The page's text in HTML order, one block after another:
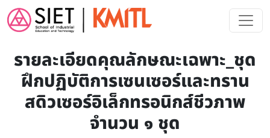
Skip to main content
รายละเอียดคุณลักษณะเฉพาะ_ชุด
ฝึกปฏิบัติการเซนเซอร์และทราน
สดิวเซอร์อิเล็กทรอนิกส์ชีวภาพ
จำนวน ๑ ชุด